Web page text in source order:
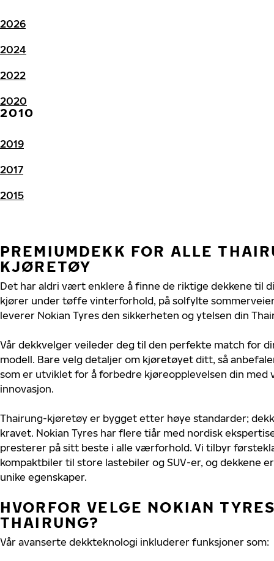
2026
2024
2022
2020
2010
2019
2017
2015
PREMIUMDEKK FOR ALLE
KJØRETØY
Det har aldri vært enklere å finne de riktige dekkene til
kjører under tøffe vinterforhold, på solfylte
leverer Nokian Tyres den sikkerheten og ytelsen din
Vår dekkvelger veileder deg til den perfekte match for
modell. Bare velg detaljer om kjøretøyet ditt, så
som er utviklet for å forbedre kjøreopplevelsen din med
innovasjon.
Thairung-kjøretøy er bygget etter høye standarder;
kravet. Nokian Tyres har flere tiår med nordisk
presterer på sitt beste i alle værforhold. Vi tilbyr
kompaktbiler til store lastebiler og SUV-er, og dekkene
unike egenskaper.
HVORFOR VELGE NOKIAN
THAIRUNG?
Vår avanserte dekkteknologi inkluderer funksjoner som: